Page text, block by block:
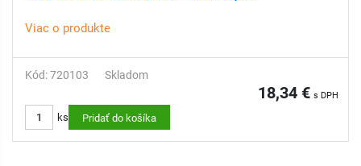
Viac o produkte
Kód: 720103 Skladom
18,34 € s DPH
ks Pridať do košíka